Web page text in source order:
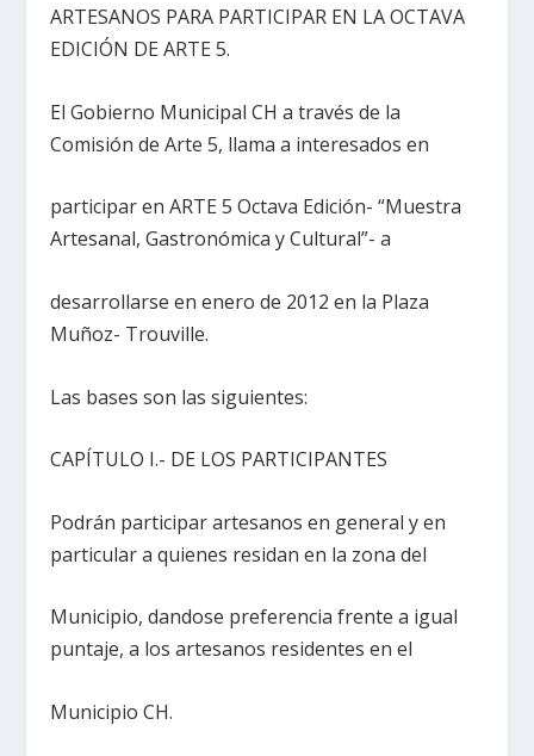
ARTESANOS PARA PARTICIPAR EN LA OCTAVA
EDICIÓN DE ARTE 5.
El Gobierno Municipal CH a través de la
Comisión de Arte 5, llama a interesados en
participar en ARTE 5 Octava Edición- “Muestra
Artesanal, Gastronómica y Cultural”- a
desarrollarse en enero de 2012 en la Plaza
Muñoz- Trouville.
Las bases son las siguientes:
CAPÍTULO I.- DE LOS PARTICIPANTES
Podrán participar artesanos en general y en
particular a quienes residan en la zona del
Municipio, dandose preferencia frente a igual
puntaje, a los artesanos residentes en el
Municipio CH.